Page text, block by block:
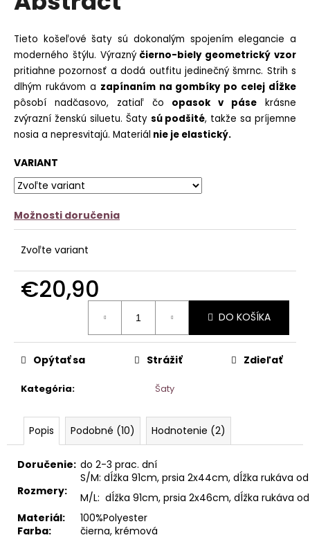
z
hviezdičiek.
Tieto košeľové šaty sú dokonalým spojením elegancie a
moderného štýlu. Výraznýčierno-biely geometrický vzor
pritiahne pozornosť a dodá outfitu jedinečný šmrnc. Strih s
dlhým rukávom a zapínaním na gombíky po celej dĺžke
pôsobí nadčasovo, zatiaľ čo opasok v páse krásne
zvýrazní ženskú siluetu. Šaty sú podšité, takže sa príjemne
nosia a nepresvitajú. Materiál nie je elastický.
VARIANT
Možnosti doručenia
Zvoľte variant
€20,90
DO KOŠÍKA
Kategória: Šaty
Opýtať sa Strážiť Zdieľať
Popis Podobné (10) Hodnotenie (2)
Doručenie: do 2-3 prac. dní
Rozmery:
S/M: dĺžka 91cm, prsia 2x44cm, dĺžka rukáva
M/L: dĺžka 91cm, prsia 2x46cm, dĺžka rukáva
Materiál:
100%Polyester
Farba:
čierna, krémová
m
e
KVETOVANÝ
OVERAL
MINNA
€12,90